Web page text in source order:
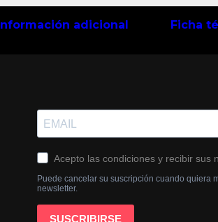
Información adicional Ficha